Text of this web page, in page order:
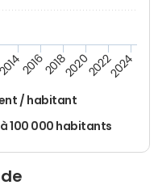
/ habitant
100 000 habitants
20162018202020222024